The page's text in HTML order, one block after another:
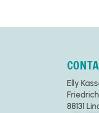
Elly
88131